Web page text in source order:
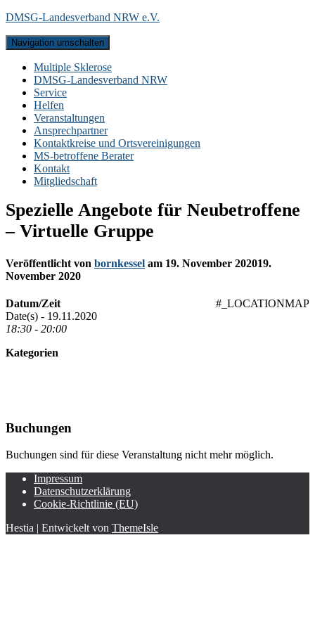
DMSG-Landesverband NRW e.V.
Navigation umschalten
Multiple Sklerose
DMSG-Landesverband NRW
Service
Helfen
Veranstaltungen
Ansprechpartner
Kontaktkreise und Ortsvereinigungen
MS-betroffene Berater
Kontakt
Mitgliedschaft
Spezielle Angebote für Neubetroffene
– Virtuelle Gruppe
Veröffentlicht von bornkessel am 19. November 202019.
November 2020
#_LOCATIONMAP
Datum/Zeit
Date(s) - 19.11.2020
18:30 - 20:00
Kategorien
Buchungen
Buchungen sind für diese Veranstaltung nicht mehr möglich.
Impressum
Datenschutzerklärung
Cookie-Richtlinie (EU)
Hestia | Entwickelt von ThemeIsle